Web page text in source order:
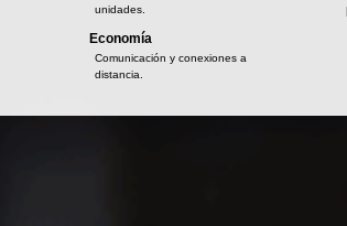
unidades.
Economía
Comunicación y conexiones a
distancia.